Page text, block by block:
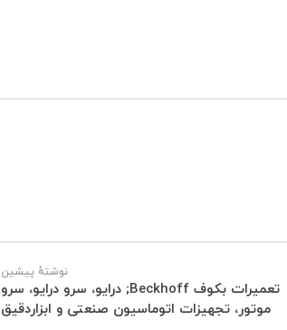
نوشتهٔ پیشین
تعمیرات بکوف Beckhoff; درایو، سرو درایو، سرو
موتور، تجهیزات اتوماسیون صنعتی و ابزاردقیق